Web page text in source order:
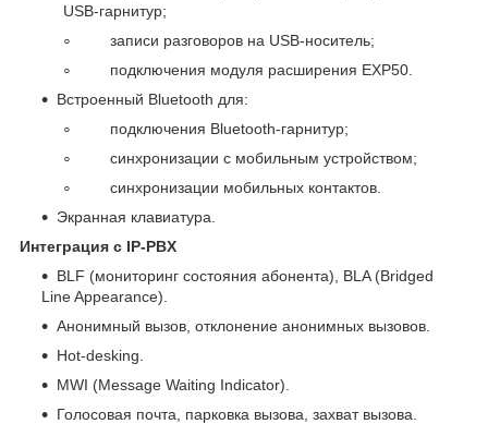
USB-гарнитур;
записи разговоров на USB-носитель;
подключения модуля расширения EXP50.
Встроенный Bluetooth для:
подключения Bluetooth-гарнитур;
синхронизации с мобильным устройством;
синхронизации мобильных контактов.
Экранная клавиатура.
Интеграция с IP-PBX
BLF (мониторинг состояния абонента), BLA (Bridged
Line Appearance).
Анонимный вызов, отклонение анонимных вызовов.
Hot-desking.
MWI (Message Waiting Indicator).
Голосовая почта, парковка вызова, захват вызова.